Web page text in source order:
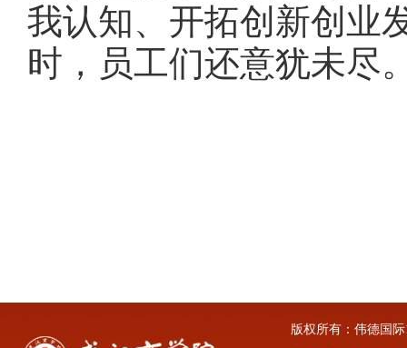
我认知、 开拓创新创业
时，员工们还意犹未尽
版权所有：伟德国